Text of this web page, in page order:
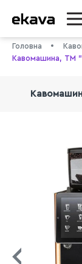
Головна
Кавомашина, TM